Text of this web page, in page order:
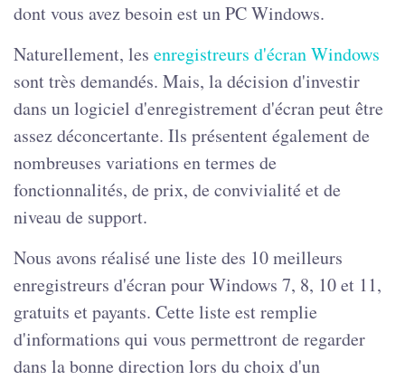
dont vous avez besoin est un PC Windows.
Naturellement, les enregistreurs d'écran Windows
sont très demandés. Mais, la décision d'investir
dans un logiciel d'enregistrement d'écran peut être
assez déconcertante. Ils présentent également de
nombreuses variations en termes de
fonctionnalités, de prix, de convivialité et de
niveau de support.
Nous avons réalisé une liste des 10 meilleurs
enregistreurs d'écran pour Windows 7, 8, 10 et 11,
gratuits et payants. Cette liste est remplie
d'informations qui vous permettront de regarder
dans la bonne direction lors du choix d'un